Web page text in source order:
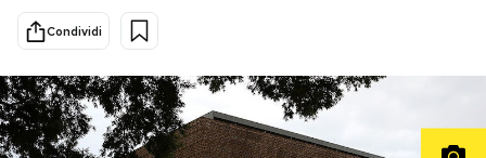
Cultura
Economia
Sport
Mondiali calcio 2026
Condividi